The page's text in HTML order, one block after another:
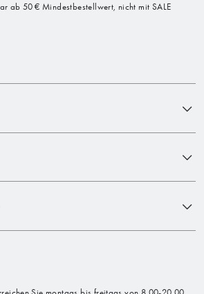
ab 50 € Mindestbestellwert, nicht mit SALE